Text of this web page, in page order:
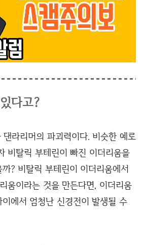
다고?
라리머의 파괴력이다. 비슷한 예로
비탈릭 부테린이 빠진 이더리움을
? 비탈릭 부테린이 이더리움에서
움이라는 것을 만든다면, 이더리움
에서 엄청난 신경전이 발생될 수